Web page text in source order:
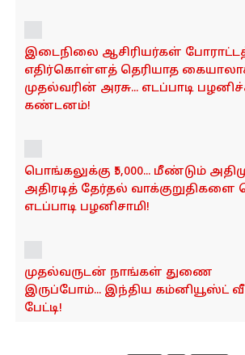
இடைநிலை ஆசிரியர்கள்
எதிர்கொள்ளத் தெரியாத
முதல்வரின் அரசு... எடப்பாடி
கண்டனம்!
பொங்கலுக்கு ₹5,000... மீண்டும்
அதிரடித் தேர்தல் வாக்குறுதிகளை
எடப்பாடி பழனிசாமி!
முதல்வருடன் நாங்கள் துணை
இருப்போம்... இந்திய கம்னியூஸ்ட்
பேட்டி!